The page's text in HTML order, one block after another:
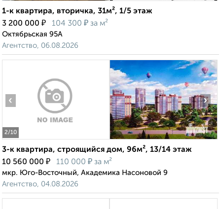
1-к квартира, вторичка, 31м², 1/5 этаж
3 200 000 ₽ 104 300 ₽ за м²
Октябрьская 95А
Агентство, 06.08.2026
2/10
‹ ›
3-к квартира, строящийся дом, 96м², 13/14 этаж
10 560 000 ₽ 110 000 ₽ за м²
мкр. Юго-Восточный, Академика Насоновой 9
Агентство, 04.08.2026